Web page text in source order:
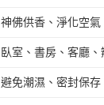
神佛供香、淨化空
臥室、書房、客廳
避免潮濕、密封保